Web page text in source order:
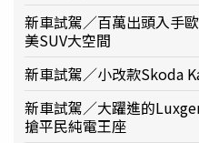
新車試駕／百萬出頭入手
美SUV大空間
新車試駕／小改款Skoda
新車試駕／大躍進的
搶平民純電王座